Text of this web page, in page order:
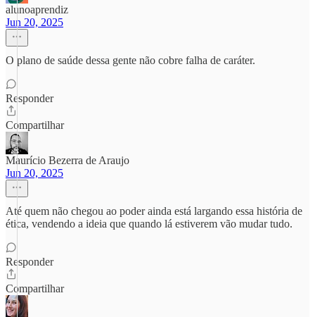
alunoaprendiz
Jun 20, 2025
O plano de saúde dessa gente não cobre falha de caráter.
Responder
Compartilhar
Maurício Bezerra de Araujo
Jun 20, 2025
Até quem não chegou ao poder ainda está largando essa história de
ética, vendendo a ideia que quando lá estiverem vão mudar tudo.
Responder
Compartilhar